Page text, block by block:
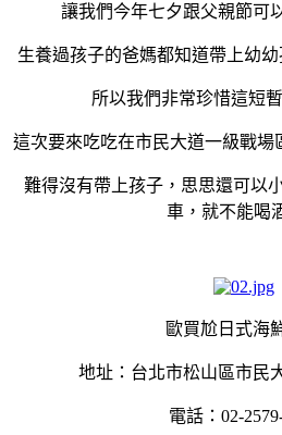
讓我們今年七夕跟父親節可
生養過孩子的爸媽都知道帶上幼
所以我們非常珍惜這短
這次要來吃吃在市民大道一級戰場
難得沒有帶上孩子，思思還可以
車，就不能喝
歐買尬日式海
地址：台北市松山區市民
電話：02-